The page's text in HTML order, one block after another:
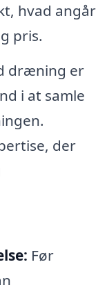
hvad angår
pris.
dræning er
i at samle
der
Før